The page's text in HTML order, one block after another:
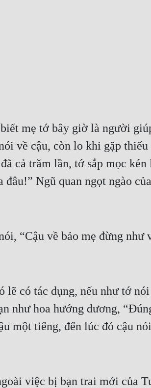
mẹ tớ bây giờ là người
về cậu, còn lo khi gặp
cả trăm lần, tớ sắp mọc
Ngũ quan ngọt ngào
“Cậu về bảo mẹ đừng như
có tác dụng, nếu như tớ
như hoa hướng dương,
một tiếng, đến lúc đó cậu
việc bị bạn trai mới của